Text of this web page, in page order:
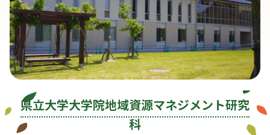
県立大学大学院地域資源マネジメント研究
科